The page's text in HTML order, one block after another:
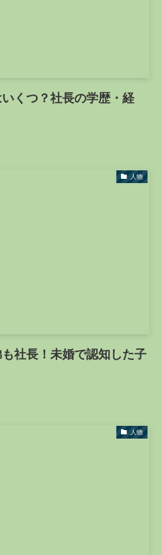
くつ？社長の学歴・経
人物
社長！未婚で認知した子
人物